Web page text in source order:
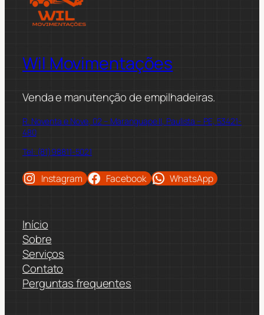
Wil Movimentações
Venda e manutenção de empilhadeiras.
R. Noventa e Nove, 02 – Maranguape II, Paulista – PE, 53421-
480
Tel: (81)98811-5021
Instagram Facebook WhatsApp
Início
Sobre
Serviços
Contato
Perguntas frequentes